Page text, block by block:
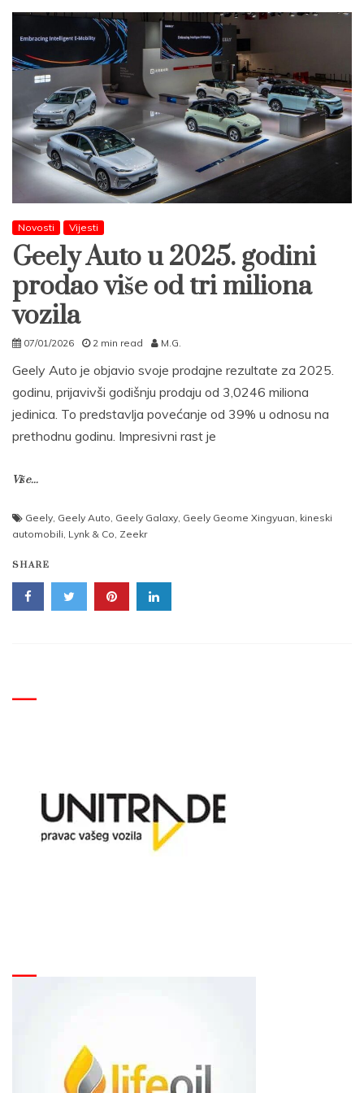
Novosti Vijesti
Geely Auto u 2025. godini
prodao više od tri miliona
vozila
07/01/2026 2 min read M.G.
Geely Auto je objavio svoje prodajne rezultate za 2025.
godinu, prijavivši godišnju prodaju od 3,0246 miliona
jedinica. To predstavlja povećanje od 39% u odnosu na
prethodnu godinu. Impresivni rast je
Više...
Geely, Geely Auto, Geely Galaxy, Geely Geome Xingyuan, kineski
automobili, Lynk & Co, Zeekr
SHARE